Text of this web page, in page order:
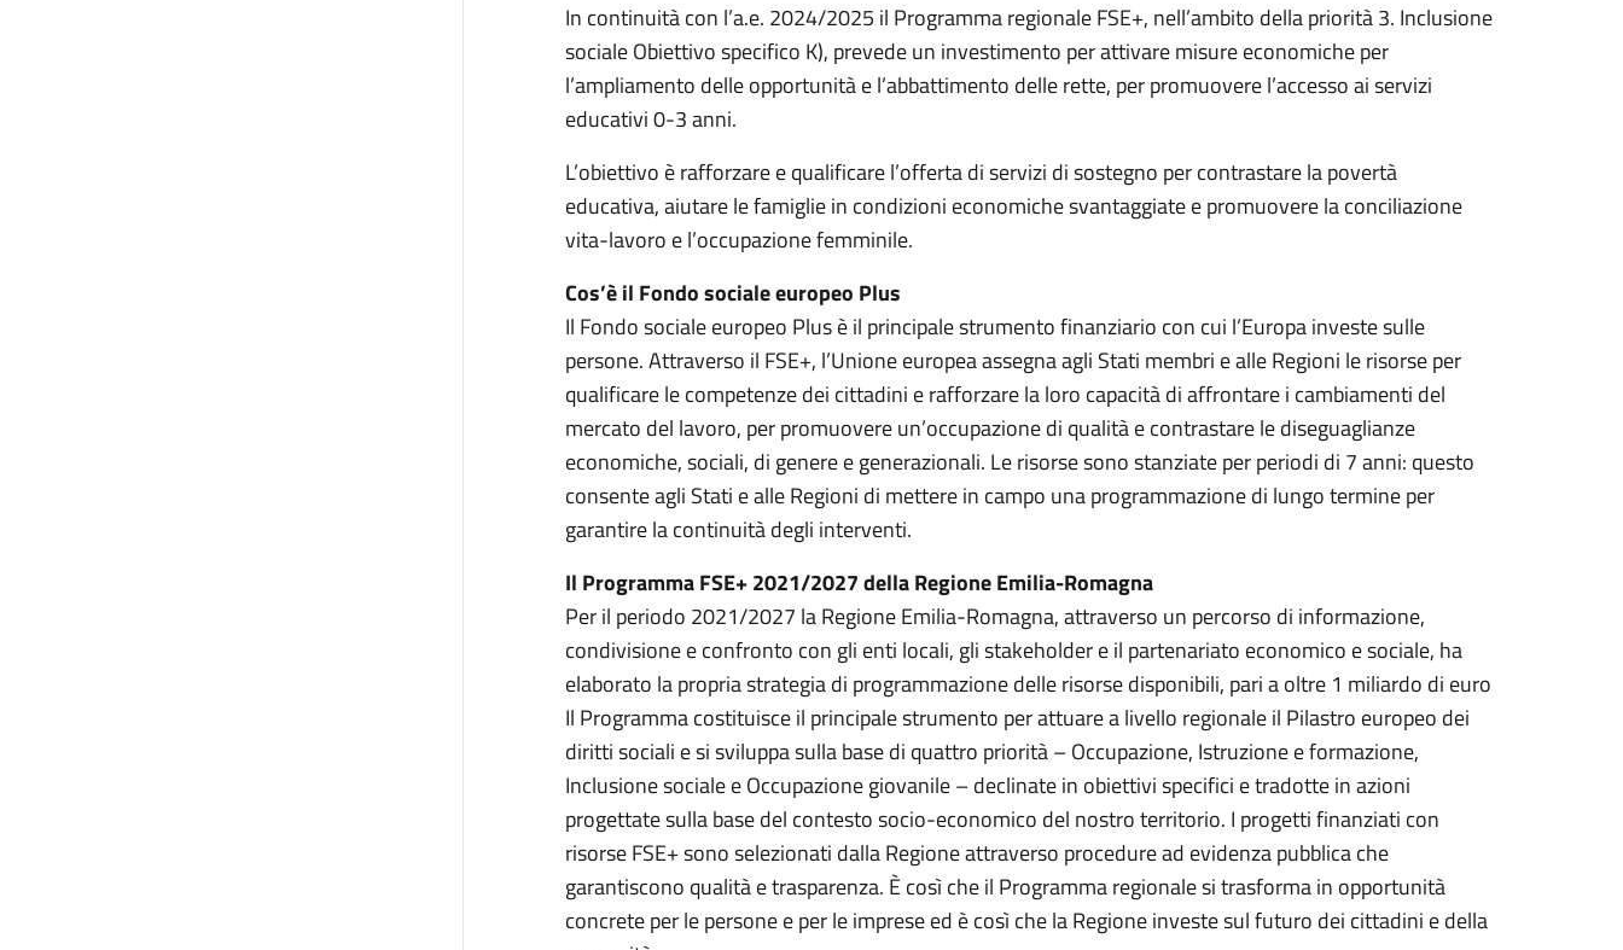
In continuità con l’a.e. 2024/2025 il Programma regionale FSE+, nell’ambito della priorità 3. Inclusione
sociale Obiettivo specifico K), prevede un investimento per attivare misure economiche per
l’ampliamento delle opportunità e l’abbattimento delle rette, per promuovere l’accesso ai servizi
educativi 0-3 anni.
L’obiettivo è rafforzare e qualificare l’offerta di servizi di sostegno per contrastare la povertà
educativa, aiutare le famiglie in condizioni economiche svantaggiate e promuovere la conciliazione
vita-lavoro e l’occupazione femminile.
Cos’è il Fondo sociale europeo Plus
Il Fondo sociale europeo Plus è il principale strumento finanziario con cui l’Europa investe sulle
persone. Attraverso il FSE+, l’Unione europea assegna agli Stati membri e alle Regioni le risorse per
qualificare le competenze dei cittadini e rafforzare la loro capacità di affrontare i cambiamenti del
mercato del lavoro, per promuovere un’occupazione di qualità e contrastare le diseguaglianze
economiche, sociali, di genere e generazionali. Le risorse sono stanziate per periodi di 7 anni: questo
consente agli Stati e alle Regioni di mettere in campo una programmazione di lungo termine per
garantire la continuità degli interventi.
Il Programma FSE+ 2021/2027 della Regione Emilia-Romagna
Per il periodo 2021/2027 la Regione Emilia-Romagna, attraverso un percorso di informazione,
condivisione e confronto con gli enti locali, gli stakeholder e il partenariato economico e sociale, ha
elaborato la propria strategia di programmazione delle risorse disponibili, pari a oltre 1 miliardo di euro
Il Programma costituisce il principale strumento per attuare a livello regionale il Pilastro europeo dei
diritti sociali e si sviluppa sulla base di quattro priorità – Occupazione, Istruzione e formazione,
Inclusione sociale e Occupazione giovanile – declinate in obiettivi specifici e tradotte in azioni
progettate sulla base del contesto socio-economico del nostro territorio. I progetti finanziati con
risorse FSE+ sono selezionati dalla Regione attraverso procedure ad evidenza pubblica che
garantiscono qualità e trasparenza. È così che il Programma regionale si trasforma in opportunità
concrete per le persone e per le imprese ed è così che la Regione investe sul futuro dei cittadini e della